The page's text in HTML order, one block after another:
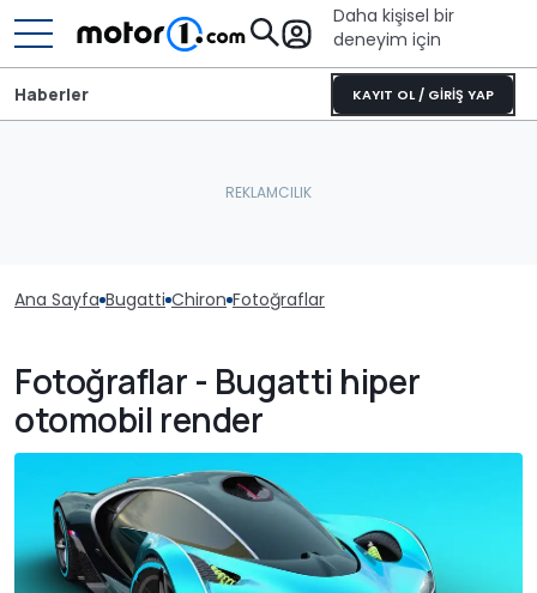
Daha kişisel bir
deneyim için
KAYIT OL / GİRİŞ YAP
Haberler
Ana Sayfa Bugatti Chiron Fotoğraflar
Fotoğraflar - Bugatti hiper
otomobil render